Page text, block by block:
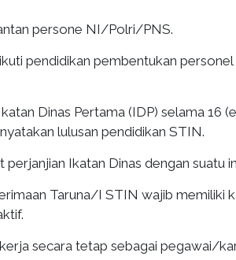
persone NI/Polri/PNS.
pendidikan pembentukan personel
Dinas Pertama (IDP) selama 16
lulusan pendidikan STIN.
Ikatan Dinas dengan suatu
Taruna/I STIN wajib memiliki
secara tetap sebagai pegawai/